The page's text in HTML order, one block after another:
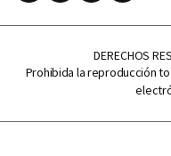
DERECHOS
Prohibida la reproducción